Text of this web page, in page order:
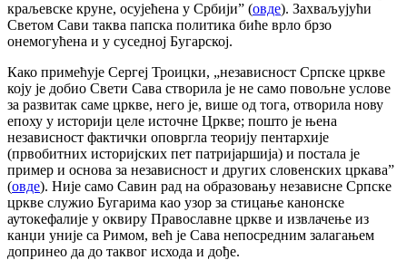
краљевске круне, осујећена у Србији” (овде). Захваљујући
Светом Сави таква папска политика биће врло брзо
онемогућена и у суседној Бугарској.
Како примећује Сергеј Троицки, „независност Српске цркве
коју је добио Свети Сава створила је не само повољне услове
за развитак саме цркве, него је, више од тога, отворила нову
епоху у историји целе источне Цркве; пошто је њена
независност фактички оповргла теорију пентархије
(првобитних историјских пет патријаршија) и постала је
пример и основа за независност и других словенских цркава”
(овде). Није само Савин рад на образовању независне Српске
цркве служио Бугарима као узор за стицање канонске
аутокефалије у оквиру Православне цркве и извлачење из
канџи уније са Римом, већ је Сава непосредним залагањем
допринео да до таквог исхода и дође.